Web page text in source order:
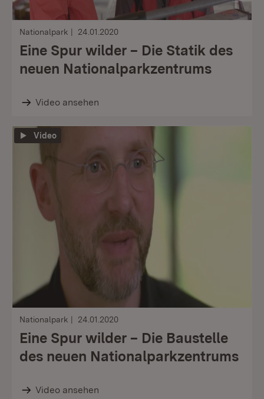
Nationalpark 24.01.2020
Eine Spur wilder – Die Statik des
neuen Nationalparkzentrums
Video ansehen
Video
Nationalpark 24.01.2020
Eine Spur wilder – Die Baustelle
des neuen Nationalparkzentrums
Video ansehen